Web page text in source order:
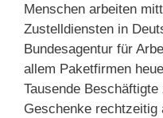
Menschen arbeiten
Zustelldiensten in
Bundesagentur für
allem Paketfirmen
Tausende
Geschenke rechtzeitig